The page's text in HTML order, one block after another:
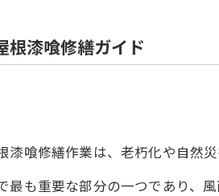
根漆喰修繕ガイド
漆喰修繕作業は、老朽化や自然
最も重要な部分の一つであり、風